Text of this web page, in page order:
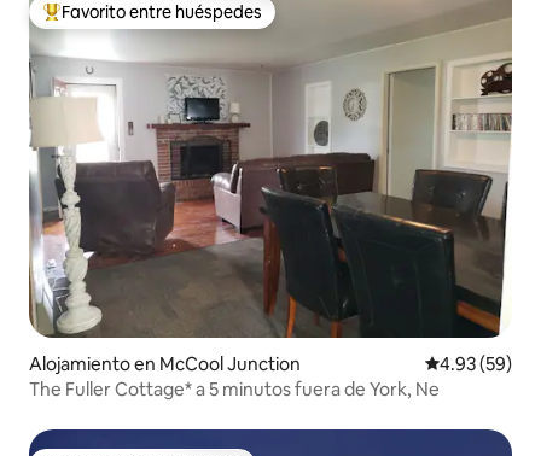
Favorito entre huéspedes preferido
Favorito entre huéspedes
Alojamiento en McCool Junction Calificación
4.93 (59)
The Fuller Cottage* a 5 minutos fuera de York, Ne